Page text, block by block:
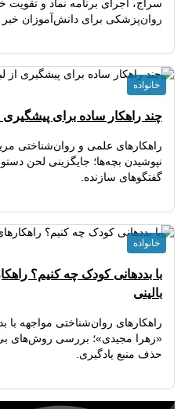
سراج، اجرای برنامه نماد و
روان‌پزشکی برای دانش‌آموزان خبر
چند راهکار ساده برای
راهکارهای علمی و روان‌شناختی
نپوشیدن بچه‌ها؛ جایگزینی لحن
گفتگوهای سازنده.
خانواده
با بددهانی کودک چه کنیم؟
بالینی
راهکارهای روان‌شناختی مواجهه با
«زهرا مجیدی»؛ بررسی روش‌های
حذف منبع یادگیری.
خانواده